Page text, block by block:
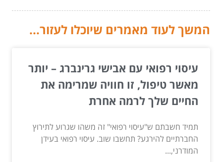
המשך לעוד מאמרים שיוכלו לעזור...
עיסוי רפואי עם אבישי גרינברג – יותר
מאשר טיפול, זו חוויה שמרימה את
החיים שלך לרמה אחרת
תמיד חשבתם ש"עיסוי רפואי" זה משהו שגרוע לתירוץ
החברתיים להירגע? תחשבו שוב. עיסוי רפואי בעידן
המודרני,...